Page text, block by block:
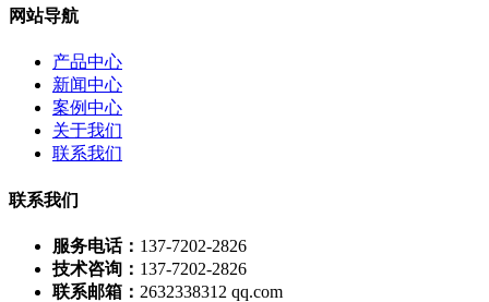
网站导航
产品中心
新闻中心
案例中心
关于我们
联系我们
联系我们
服务电话： 137-7202-2826
技术咨询： 137-7202-2826
联系邮箱： 2632338312 qq.com